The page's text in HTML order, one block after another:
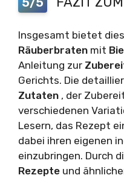
Insgesamt bietet
Räuberbraten mit
Anleitung zur
Gerichts. Die
Zutaten , der
verschiedenen
Lesern, das Rezept
dabei ihren eigenen
einzubringen. Durch
Rezepte und